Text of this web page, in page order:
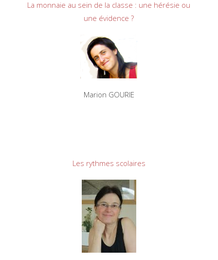
La monnaie au sein de la classe : une hérésie ou
une évidence ?
Marion GOURIE
Les rythmes scolaires